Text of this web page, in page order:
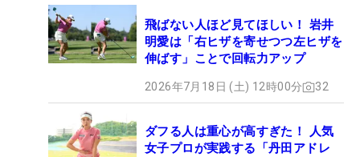
飛ばない人ほど見てほしい！ 岩井
明愛は「右ヒザを寄せつつ左ヒザを
伸ばす」ことで回転力アップ
2026年7月18日 (土) 12時00分 32
ダフる人は重心が高すぎた！ 人気
女子プロが実践する「丹田アドレ